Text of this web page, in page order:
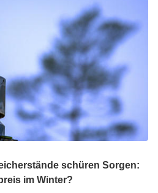
schüren Sorgen:
im Winter?